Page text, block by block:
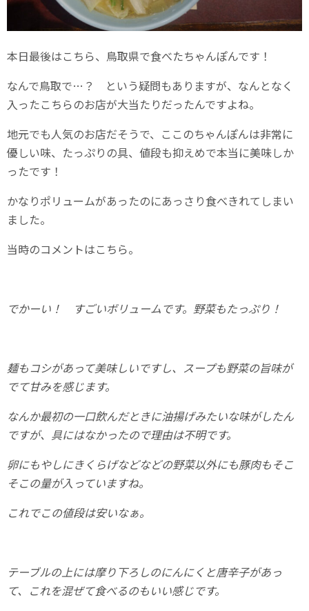
本日最後はこちら、鳥取県で食べたちゃんぽんです！
なんで鳥取で…？ という疑問もありますが、なんとなく
入ったこちらのお店が大当たりだったんですよね。
地元でも人気のお店だそうで、ここのちゃんぽんは非常に
優しい味、たっぷりの具、値段も抑えめで本当に美味しか
ったです！
かなりポリュームがあったのにあっさり食べきれてしまい
ました。
当時のコメントはこちら。
でかーい！ すごいボリュームです。野菜もたっぷり！
麺もコシがあって美味しいですし、スープも野菜の旨味が
でて甘みを感じます。
なんか最初の一口飲んだときに油揚げみたいな味がしたん
ですが、具にはなかったので理由は不明です。
卵にもやしにきくらげなどなどの野菜以外にも豚肉もそこ
そこの量が入っていますね。
これでこの値段は安いなぁ。
テーブルの上には摩り下ろしのにんにくと唐辛子があっ
て、これを混ぜて食べるのもいい感じです。